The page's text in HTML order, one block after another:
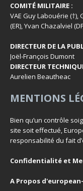
COMITÉ MILITAIRE :
VAE Guy Labouérie (†),
(ER), Yvan Chazalviel
DIRECTEUR DE LA
Joël-François Dumont
DIRECTEUR
Aurelien Beautheac
MENTIONS
Bien qu’un contrôle
site soit effectué,
responsabilité du fait
Confidentialité et
A Propos